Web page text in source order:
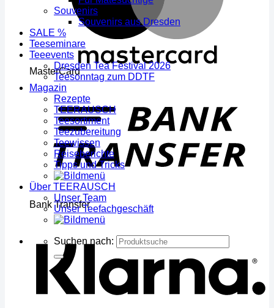
MasterCard
Bank Transfer
Souvenirs
Souvenirs aus Dresden
SALE %
Teeseminare
Teeevents
Dresden Tea Festival 2026
Teesonntag zum DDTF
Magazin
Rezepte
TEERAUSCH
Teesortiment
Teezubereitung
Teewissen
Reiseberichte
Tipps und Tricks
Über TEERAUSCH
Unser Team
Unser Teefachgeschäft
Suchen nach: